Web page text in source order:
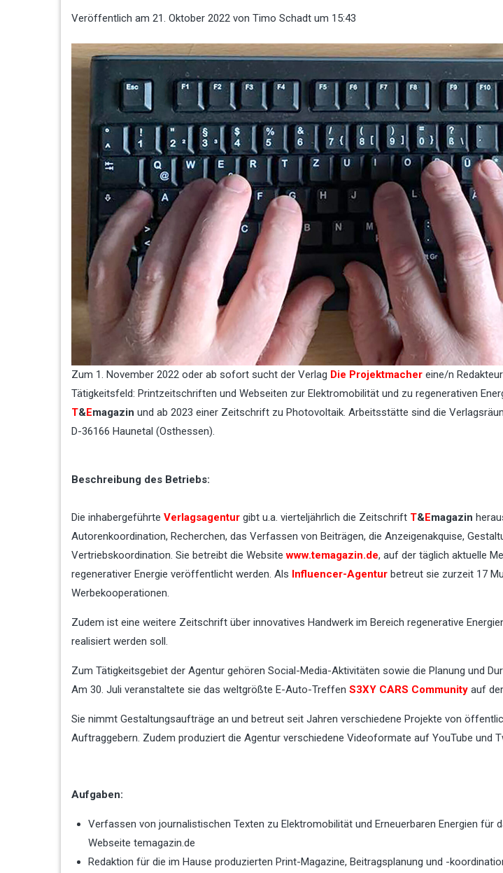
Veröffentlich am 21. Oktober 2022 von Timo Schadt um 15:43
Zum 1. November 2022 oder ab sofort sucht der Verlag Die Projektmacher eine/n
Tätigkeitsfeld: Printzeitschriften und Webseiten zur Elektromobilität und zu regenerativen
T&Emagazin und ab 2023 einer Zeitschrift zu Photovoltaik. Arbeitsstätte sind die
D-36166 Haunetal (Osthessen).
Beschreibung des Betriebs:
Die inhabergeführte Verlagsagentur gibt u.a. vierteljährlich die Zeitschrift T&Emagazin
Autorenkoordination, Recherchen, das Verfassen von Beiträgen, die Anzeigenakquise,
Vertriebskoordination. Sie betreibt die Websitewww.temagazin.de, auf der täglich aktuelle
regenerativer Energie veröffentlicht werden. Als Influencer-Agentur betreut sie zurzeit 17
Werbekooperationen.
Zudem ist eine weitere Zeitschrift über innovatives Handwerk im Bereich regenerative
realisiert werden soll.
Zum Tätigkeitsgebiet der Agentur gehören Social-Media-Aktivitäten sowie die Planung und
Am 30. Juli veranstaltete sie das weltgrößte E-Auto-Treffen S3XY CARS Community auf
Sie nimmt Gestaltungsaufträge an und betreut seit Jahren verschiedene Projekte von
Auftraggebern. Zudem produziert die Agentur verschiedene Videoformate auf YouTube und
Aufgaben:
Verfassen von journalistischen Texten zu Elektromobilität und Erneuerbaren Energien für
Webseite temagazin.de
Redaktion für die im Hause produzierten Print-Magazine, Beitragsplanung und -